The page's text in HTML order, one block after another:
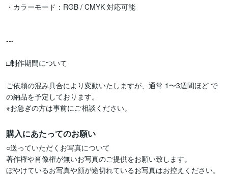
・カラーモード：RGB / CMYK 対応可能
---
□制作期間について
ご依頼の混み具合により変動いたしますが、通常 1〜3週間ほど で
の納品を予定しております。
※お急ぎの方は事前にご相談ください。
購入にあたってのお願い
○送っていただくお写真について
著作権や肖像権が無いお写真のご提供をお願い致します。
ぼやけているお写真や顔が途切れているお写真はお控えください。